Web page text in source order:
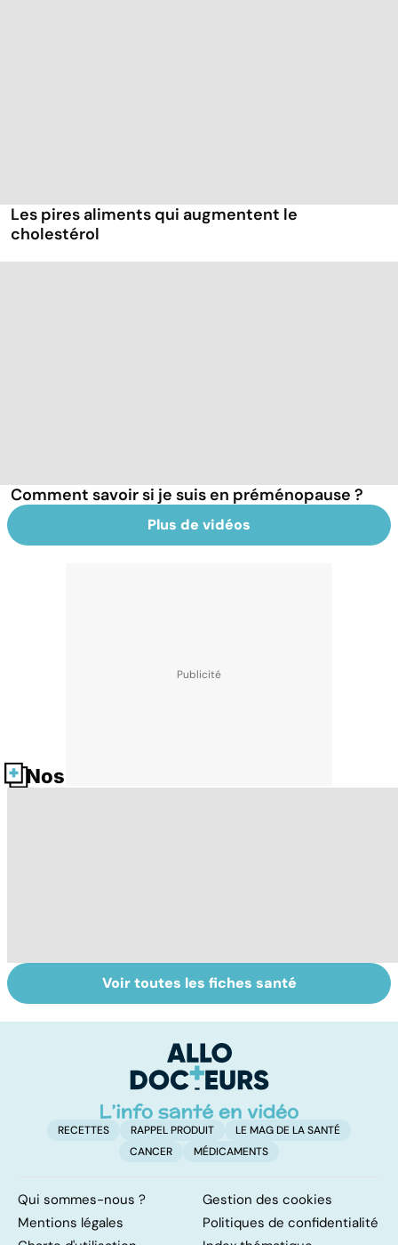
Les pires aliments qui augmentent le
cholestérol
Comment savoir si je suis en préménopause ?
Plus de vidéos
Nos fiches santé
Dérèglement
hormonal : et si
Tout savoir sur
les infections
Voir toutes les fiches santé
RECETTES RAPPEL PRODUIT
LE MAG DE LA SANTÉ
CANCER
MÉDICAMENTS
Qui sommes-nous ?
Gestion des cookies
Mentions légales
Politiques de confidentialité